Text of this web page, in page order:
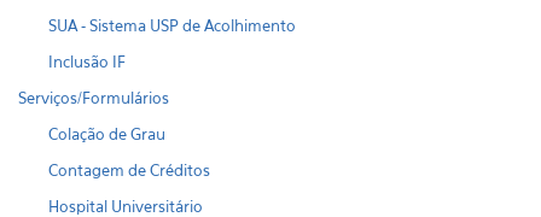
SUA - Sistema USP de Acolhimento
Inclusão IF
Serviços/Formulários
Colação de Grau
Contagem de Créditos
Hospital Universitário